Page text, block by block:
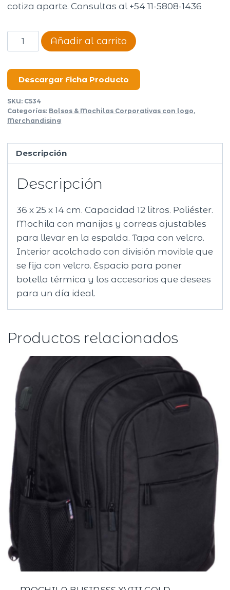
cotiza aparte. Consultas al +54 11-5808-1436
Mochila
Spirit
Añadir al carrito
Descargar Ficha Producto
SKU: C534
Categorías: Bolsos & Mochilas Corporativas con logo,
Merchandising
Descripción
Descripción
36 x 25 x 14 cm. Capacidad 12 litros. Poliéster.
Mochila con manijas y correas ajustables
para llevar en la espalda. Tapa con velcro.
Interior acolchado con división movible que
se fija con velcro. Espacio para poner
botella térmica y los accesorios que desees
para un día ideal.
Productos relacionados